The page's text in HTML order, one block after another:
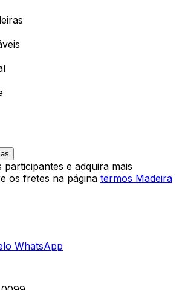
e adquira mais
os fretes na página termos Madeira
WhatsApp